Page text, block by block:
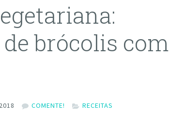
brócolis com
COMENTE! RECEITAS